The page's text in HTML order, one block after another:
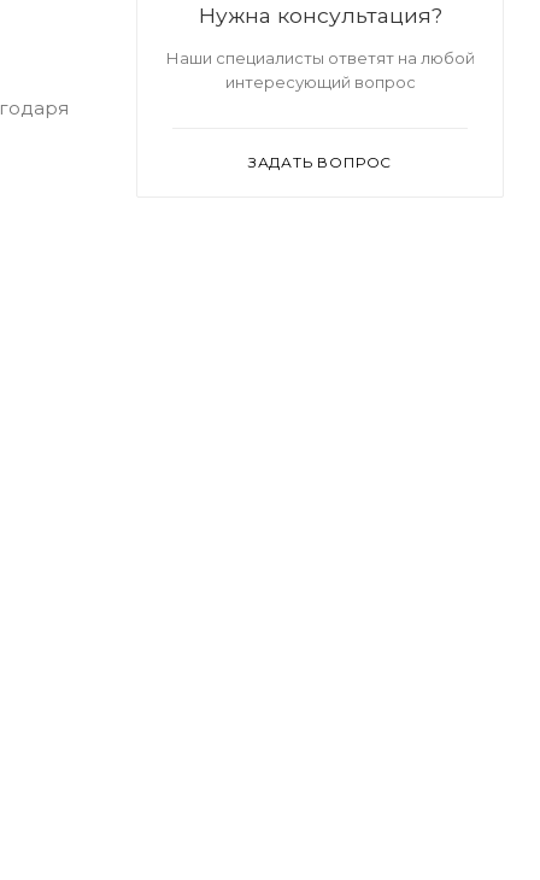
Нужна консультация?
Наши специалисты ответят на любой
интересующий вопрос
ЗАДАТЬ ВОПРОС